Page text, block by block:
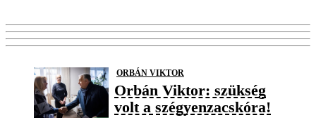
ORBÁN VIKTOR
Orbán Viktor: szükség
volt a szégyenzacskóra!